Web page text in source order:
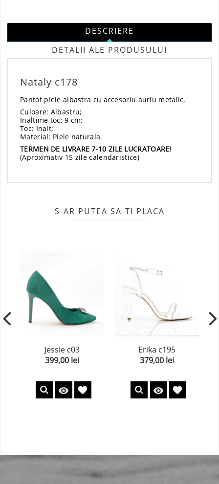
DESCRIERE
DETALII ALE PRODUSULUI
Nataly c178
Pantof piele albastra cu accesoriu auriu metalic.
Culoare: Albastru;
Inaltime toc: 9 cm;
Toc: Inalt;
Material: Piele naturala.
TERMEN DE LIVRARE 7-10 ZILE LUCRATOARE!
(Aproximativ 15 zile calendaristice)
S-AR PUTEA SA-TI PLACA
Jessie c03
Pret
399,00 lei
 favorite
Erika c195
Pret
379,00 lei
 favorite